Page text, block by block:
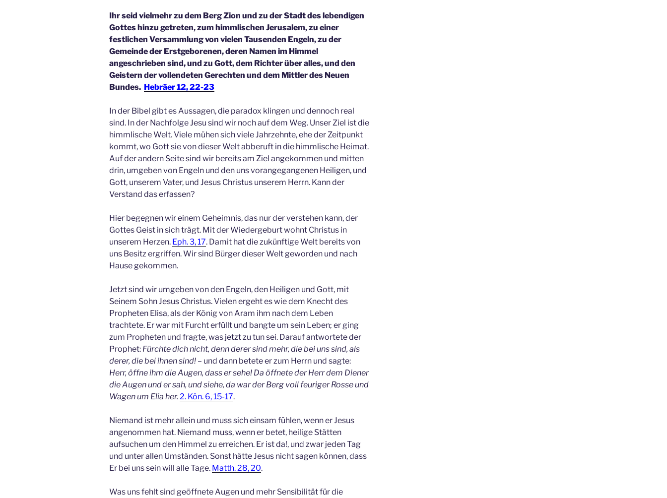
Ihr seid vielmehr zu dem Berg Zion und zu der Stadt des lebendigen
Gottes hinzu getreten, zum himmlischen Jerusalem, zu einer
festlichen Versammlung von vielen Tausenden Engeln, zu der
Gemeinde der Erstgeborenen, deren Namen im Himmel
angeschrieben sind, und zu Gott, dem Richter über alles, und den
Geistern der vollendeten Gerechten und dem Mittler des Neuen
Bundes. Hebräer 12, 22-23
In der Bibel gibt es Aussagen, die paradox klingen und dennoch real
sind. In der Nachfolge Jesu sind wir noch auf dem Weg. Unser Ziel ist die
himmlische Welt. Viele mühen sich viele Jahrzehnte, ehe der Zeitpunkt
kommt, wo Gott sie von dieser Welt abberuft in die himmlische Heimat.
Auf der andern Seite sind wir bereits am Ziel angekommen und mitten
drin, umgeben von Engeln und den uns vorangegangenen Heiligen, und
Gott, unserem Vater, und Jesus Christus unserem Herrn. Kann der
Verstand das erfassen?
Hier begegnen wir einem Geheimnis, das nur der verstehen kann, der
Gottes Geist in sich trägt. Mit der Wiedergeburt wohnt Christus in
unserem Herzen. Eph. 3, 17. Damit hat die zukünftige Welt bereits von
uns Besitz ergriffen. Wir sind Bürger dieser Welt geworden und nach
Hause gekommen.
Jetzt sind wir umgeben von den Engeln, den Heiligen und Gott, mit
Seinem Sohn Jesus Christus. Vielen ergeht es wie dem Knecht des
Propheten Elisa, als der König von Aram ihm nach dem Leben
trachtete. Er war mit Furcht erfüllt und bangte um sein Leben; er ging
zum Propheten und fragte, was jetzt zu tun sei. Darauf antwortete der
Prophet: Fürchte dich nicht, denn derer sind mehr, die bei uns sind, als
derer, die bei ihnen sind! – und dann betete er zum Herrn und sagte:
Herr, öffne ihm die Augen, dass er sehe! Da öffnete der Herr dem Diener
die Augen und er sah, und siehe, da war der Berg voll feuriger Rosse und
Wagen um Elia her. 2. Kön. 6, 15-17.
Niemand ist mehr allein und muss sich einsam fühlen, wenn er Jesus
angenommen hat. Niemand muss, wenn er betet, heilige Stätten
aufsuchen um den Himmel zu erreichen. Er ist da!, und zwar jeden Tag
und unter allen Umständen. Sonst hätte Jesus nicht sagen können, dass
Er bei uns sein will alle Tage. Matth. 28, 20.
Was uns fehlt sind geöffnete Augen und mehr Sensibilität für die